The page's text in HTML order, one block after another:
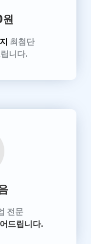
최첨단
니다.
전문
드립니다.